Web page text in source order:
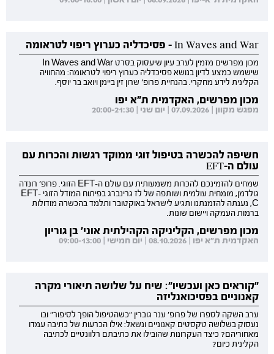
In Waves and War - פסיכדליה כערוץ ריפוי לטראומה
מכון מפרשים מזמין לערב עיון שיעסוק בסרט In Waves and War
שישמש כמצע לדיון בנושא פסיכדליה כערוץ ריפוי לטראומה: מהחוויה
הקלינית לידע מחקרי. בהנחיית פרופ' שרון זין ביימן ויואב בר יוסף.
מכון מפרשים, האקדמית ת"א יפו
מפגש מקוון | 07.09.2026 | יום שני | 20:00-21:30
חשיפה להכשרה בטיפול זוגי ממוקד רגשות והכרות עם
עולם ה-EFT
שמחים להזמינכם להכרות משמעותית עם עולם ה-EFT הזוגי. פרופ' רונדה
גולדמן, מומחית עולמית ושותפה של לז גרינברג בפיתוח המודל הזוגי EFT-
C, נענתה להזמנתנו ותגיע לישראל באוקטובר ותלמד בהכשרה מודולות
ברמות העמקה ויישום שונות.
מכון מפרשים, הקליניקה הקהילתית אוני' בן גוריון
האקדמית ת"א יפו | 08.10.2026 | יום חמישי | 09:00-13:00
"קוראים כאן ועכשיו": שיח על שלושה תיאורי מקרה
קאנוניים בפסיכואנליזה
ערב השקה לספרו של פרופ' ענר גוברין "כשהטיפול הופך לסיפור" ובו
נעסוק בשלושה טקסטים קאנוניים ונשאל: אילו הכרעות של כתיבה עמדו
מאחוריהם? כיצד העקרונות שהובילו את כתיבתם רלוונטיים לכתיבה
הקלינית כיום?